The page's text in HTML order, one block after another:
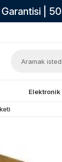
Garantisi |
Elektronik